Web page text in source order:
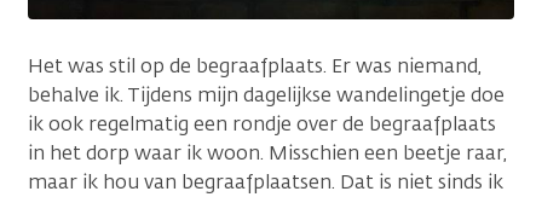
Het was stil op de begraafplaats. Er was niemand,
behalve ik. Tijdens mijn dagelijkse wandelingetje doe
ik ook regelmatig een rondje over de begraafplaats
in het dorp waar ik woon. Misschien een beetje raar,
maar ik hou van begraafplaatsen. Dat is niet sinds ik